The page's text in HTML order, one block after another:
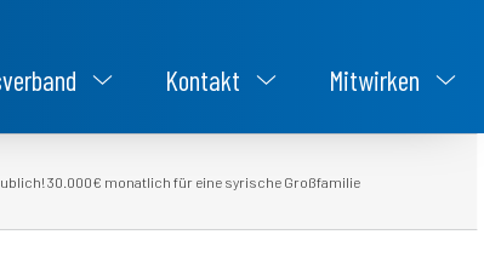
Kontakt Mitwirken
30.000€ monatlich für eine syrische Großfamilie